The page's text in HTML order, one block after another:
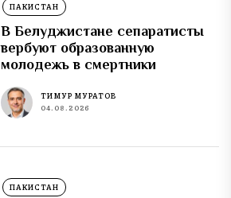
ПАКИСТАН
В Белуджистане сепаратисты
вербуют образованную
молодежь в смертники
ТИМУР МУРАТОВ
04.08.2026
ПАКИСТАН